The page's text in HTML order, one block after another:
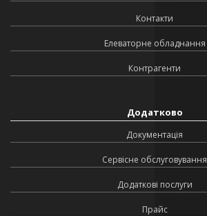
Контакти
Елеваторне обладнання
Контрагенти
Додатково
Документація
Сервісне обслуговування
Додаткові послуги
Прайс